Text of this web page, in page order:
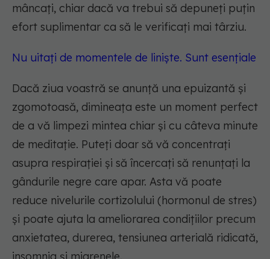
mâncați, chiar dacă va trebui să depuneți puțin
efort suplimentar ca să le verificați mai târziu.
Nu uitați de momentele de liniște. Sunt esențiale
Dacă ziua voastră se anunță una epuizantă și
zgomotoasă, dimineața este un moment perfect
de a vă limpezi mintea chiar și cu câteva minute
de meditație. Puteți doar să vă concentrați
asupra respirației și să încercați să renunțați la
gândurile negre care apar. Asta vă poate
reduce nivelurile cortizolului (hormonul de stres)
și poate ajuta la ameliorarea condițiilor precum
anxietatea, durerea, tensiunea arterială ridicată,